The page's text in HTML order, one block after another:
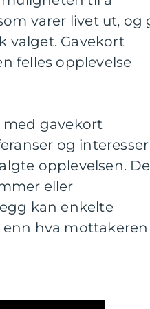
varer livet ut, og
valget. Gavekort
felles opplevelse
gavekort
og interesser
opplevelsen.
eller
kan enkelte
hva mottakeren